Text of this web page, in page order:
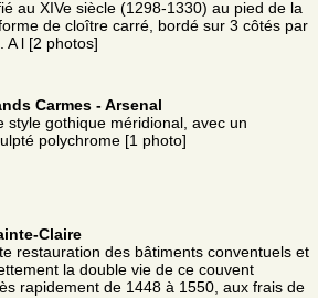
au XIVe siècle (1298-1330) au pied de la
de cloître carré, bordé sur 3 côtés par
A l [2 photos]
Carmes - Arsenal
style gothique méridional, avec un
polychrome [1 photo]
Claire
restauration des bâtiments conventuels et
la double vie de ce couvent
rapidement de 1448 à 1550, aux frais de